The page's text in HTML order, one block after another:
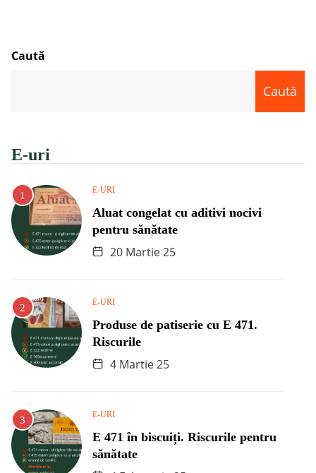
Caută
Caută
E-uri
E-URI
Aluat congelat cu aditivi nocivi
pentru sănătate
20 Martie 25
E-URI
Produse de patiserie cu E 471.
Riscurile
4 Martie 25
E-URI
E 471 în biscuiți. Riscurile pentru
sănătate